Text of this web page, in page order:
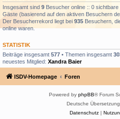
Insgesamt sind 9 Besucher online :: 0
Gäste (basierend auf den aktiven Besuchern
Der Besucherrekord liegt bei 935 Besuchern,
online waren.
STATISTIK
Beiträge insgesamt 577 • Themen insgesamt
neuestes Mitglied: Xandra Baier
ISDV-Homepage Foren
Powered by phpBB® Forum
Deutsche
Datenschutz|